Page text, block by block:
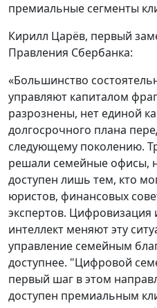
премиальные сегменты
Кирилл Царёв, первый
Правления Сбербанка:
«Большинство
управляют капиталом
разрознены, нет единой
долгосрочного плана
следующему поколению.
решали семейные офисы,
доступен лишь тем, кто
юристов, финансовых
экспертов. Цифровизация
интеллект меняют эту
управление семейным
доступнее. "Цифровой
первый шаг в этом
доступен премиальным